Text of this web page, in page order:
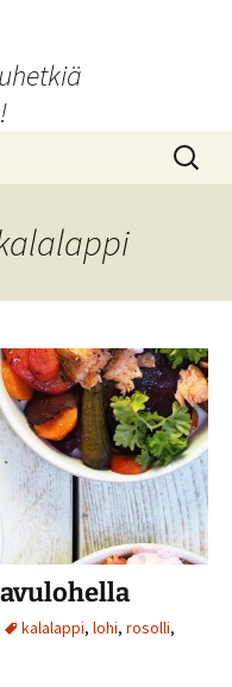
Haku:
kalalappi, lohi, rosolli,